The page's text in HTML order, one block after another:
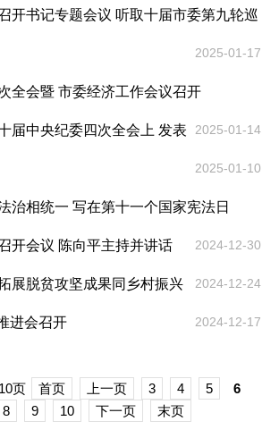
开书记专题会议 听取十届市委第九轮巡
2025-01-17
全会暨 市委经济工作会议召开
2025-01-14
届中央纪委四次全会上 发表
2025-01-10
治相统一 写在第十一个国家宪法日
2024-12-30
开会议 陈向平主持并讲话
2024-12-24
展脱贫攻坚成果同乡村振兴
进会召开 2024-12-17
页 首页 上一页 3 4 5
6
8 9 10 下一页 末页